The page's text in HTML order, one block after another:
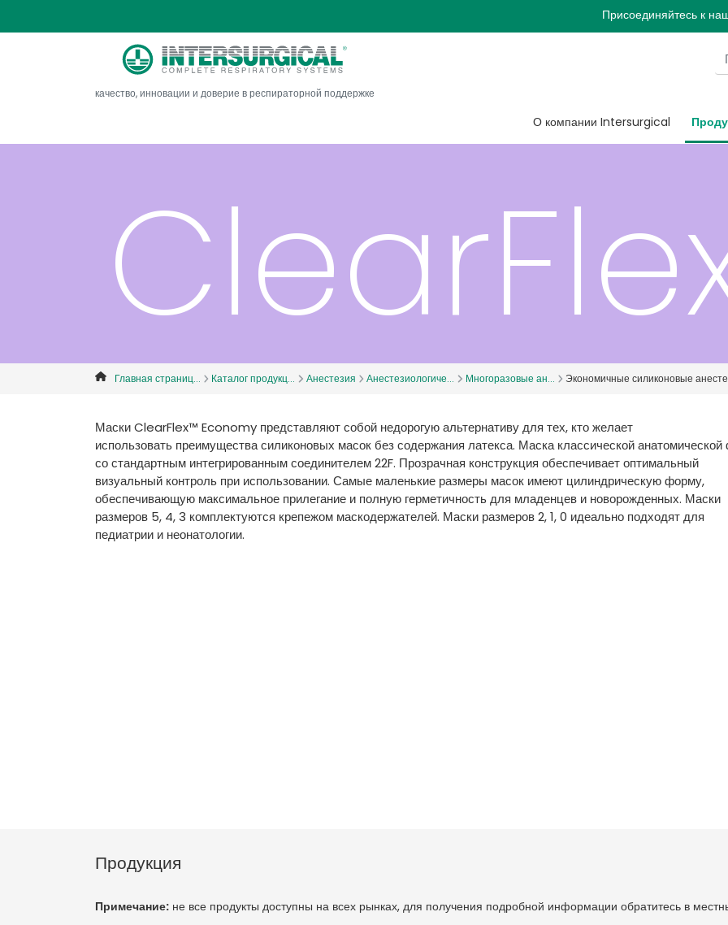
Присоединяйтесь к
качество, инновации и доверие в респираторной поддержке
О компании Intersurgical
маски
Главная страниц... Каталог продукц... Анестезия Анестезиологиче... Многоразовые ан... Экономичные силиконовые
Маски ClearFlex™ Economy представляют собой недорогую альтернативу для тех, кто желает
использовать преимущества силиконовых масок без содержания латекса. Маска классической
со стандартным интегрированным соединителем 22F. Прозрачная конструкция обеспечивает оптимальный
визуальный контроль при использовании. Самые маленькие размеры масок имеют цилиндрическую форму,
обеспечивающую максимальное прилегание и полную герметичность для младенцев и новорожденных. Маски
размеров 5, 4, 3 комплектуются крепежом маскодержателей. Маски размеров 2, 1, 0 идеально подходят для
педиатрии и неонатологии.
Продукция
Примечание: не все продукты доступны на всех рынках, для получения подробной информации обратитесь в